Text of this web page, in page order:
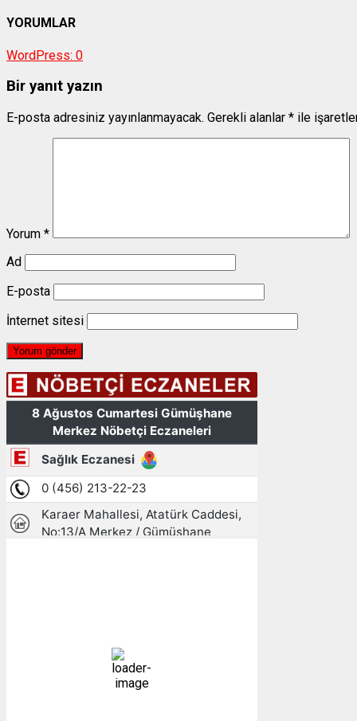
YORUMLAR
WordPress: 0
Bir yanıt yazın
E-posta adresiniz yayınlanmayacak. Gerekli alanlar * ile
Yorum *
Ad
E-posta
İnternet sitesi
52 %
1009 mb